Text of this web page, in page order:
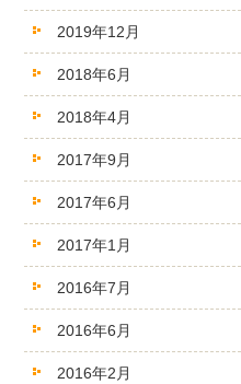
2019年12月
2018年6月
2018年4月
2017年9月
2017年6月
2017年1月
2016年7月
2016年6月
2016年2月